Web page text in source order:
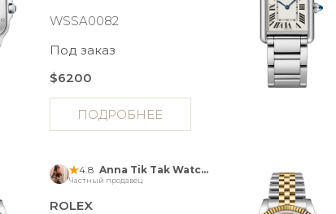
WSSA0082
Под заказ
$6200
ПОДРОБНЕЕ
4.8 Anna Tik Tak Watches
Частный продавец
ROLEX